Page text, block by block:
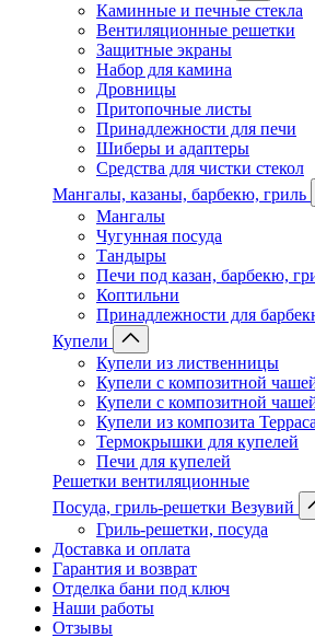
Каминные и печные стекла
Вентиляционные решетки
Защитные экраны
Набор для камина
Дровницы
Притопочные листы
Принадлежности для печи
Шиберы и адаптеры
Средства для чистки стекол
Мангалы, казаны, барбекю, гриль
Мангалы
Чугунная посуда
Тандыры
Печи под казан, барбекю,
Коптильни
Принадлежности для
Купели
Купели из лиственницы
Купели с композитной
Купели с композитной
Купели из композита Терраса
Термокрышки для купелей
Печи для купелей
Решетки вентиляционные
Посуда, гриль-решетки Везувий
Гриль-решетки, посуда
Доставка и оплата
Гарантия и возврат
Отделка бани под ключ
Наши работы
Отзывы